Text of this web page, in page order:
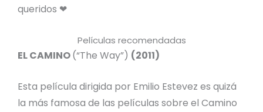
queridos ❤
Películas recomendadas
EL CAMINO(“The Way”) (2011)
Esta película dirigida por Emilio Estevez es quizá
la más famosa de las películas sobre el Camino